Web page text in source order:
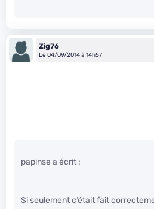
Zig76
Le 04/09/2014 à 14h57
papinse a écrit :
Si seulement c’était fait